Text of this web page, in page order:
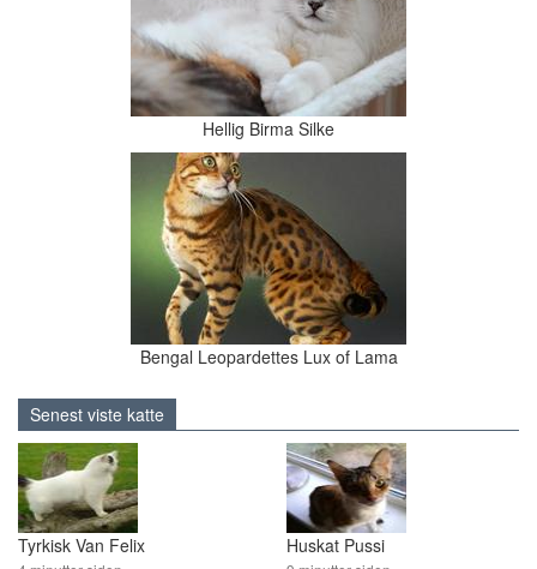
Hellig Birma Silke
Bengal Leopardettes Lux of Lama
Senest viste katte
Tyrkisk Van Felix Huskat Pussi